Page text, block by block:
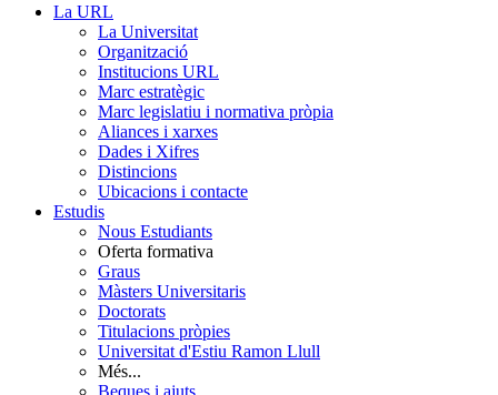
La URL
La Universitat
Organització
Institucions URL
Marc estratègic
Marc legislatiu i normativa pròpia
Aliances i xarxes
Dades i Xifres
Distincions
Ubicacions i contacte
Estudis
Nous Estudiants
Oferta formativa
Graus
Màsters Universitaris
Doctorats
Titulacions pròpies
Universitat d'Estiu Ramon Llull
Més...
Beques i ajuts